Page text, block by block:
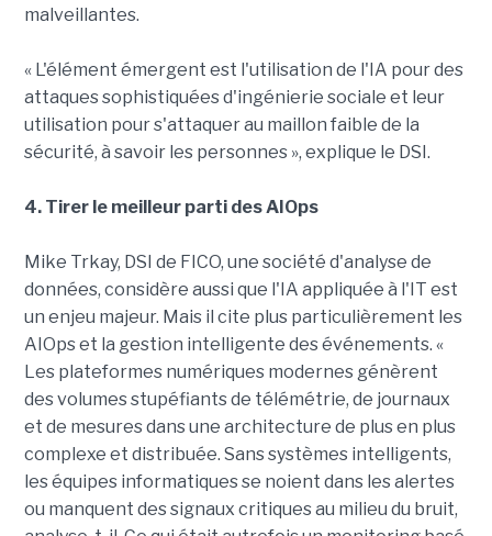
malveillantes.
« L'élément émergent est l'utilisation de l'IA pour des
attaques sophistiquées d'ingénierie sociale et leur
utilisation pour s'attaquer au maillon faible de la
sécurité, à savoir les personnes », explique le DSI.
4. Tirer le meilleur parti des AIOps
Mike Trkay, DSI de FICO, une société d'analyse de
données, considère aussi que l'IA appliquée à l'IT est
un enjeu majeur. Mais il cite plus particulièrement les
AIOps et la gestion intelligente des événements. «
Les plateformes numériques modernes génèrent
des volumes stupéfiants de télémétrie, de journaux
et de mesures dans une architecture de plus en plus
complexe et distribuée. Sans systèmes intelligents,
les équipes informatiques se noient dans les alertes
ou manquent des signaux critiques au milieu du bruit,